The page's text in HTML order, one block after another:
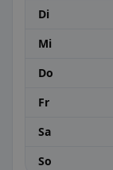
Di
Mi
Do
Fr
Sa
So